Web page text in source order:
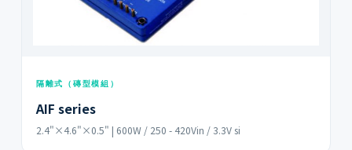
隔離式（磚型模組）
AIF series
2.4"×4.6"×0.5" | 600W / 250 - 420Vin / 3.3V si